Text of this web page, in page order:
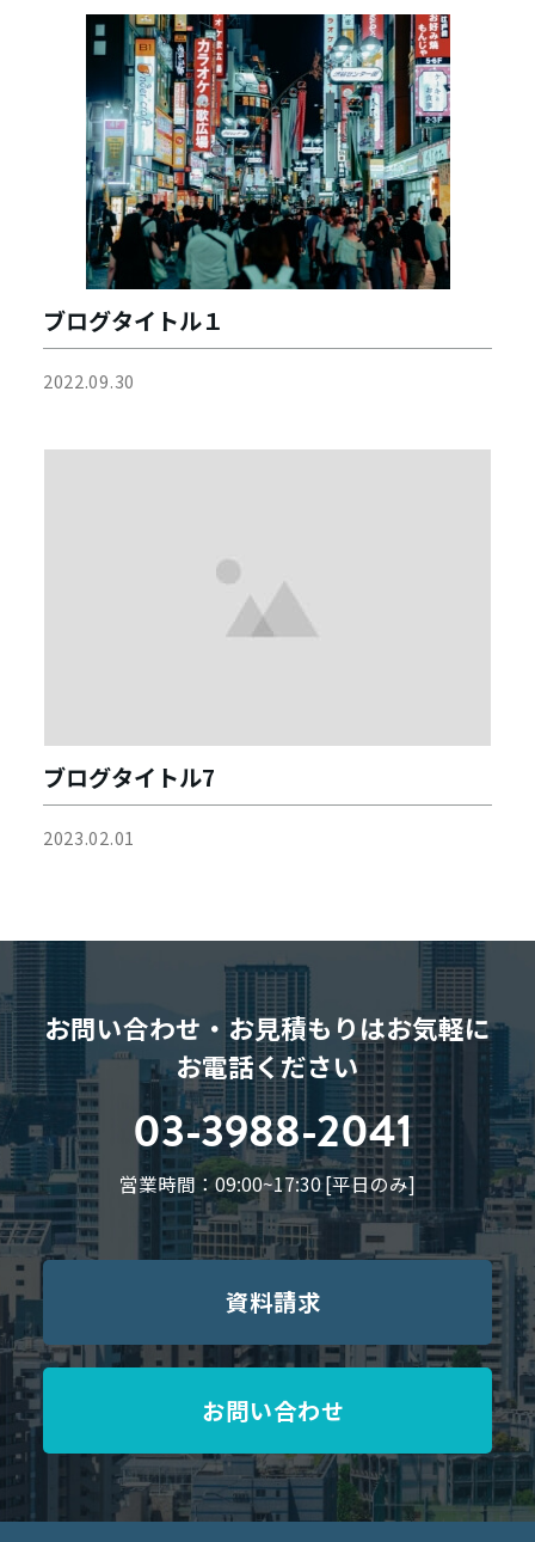
ブログタイトル１
2022.09.30
ブログタイトル7
2023.02.01
お問い合わせ・お見積もりはお気軽に
お電話ください
03-3988-2041
営業時間：09:00~17:30 [平日のみ]
資料請求
お問い合わせ